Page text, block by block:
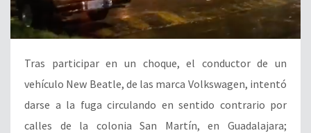
Tras participar en un choque, el conductor de un
vehículo New Beatle, de las marca Volkswagen, intentó
darse a la fuga circulando en sentido contrario por
calles de la colonia San Martín, en Guadalajara;